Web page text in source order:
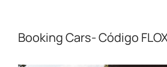
Booking Cars- Código